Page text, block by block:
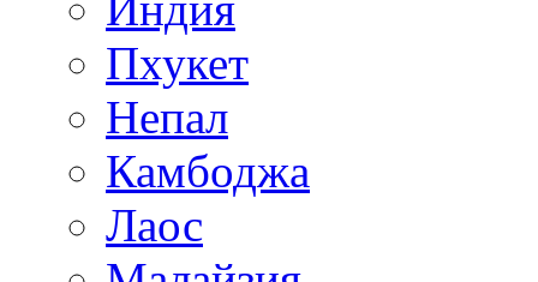
Пхукет
Непал
Камбоджа
Лаос